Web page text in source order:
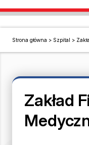
Strona główna > Szpital >
Zakład